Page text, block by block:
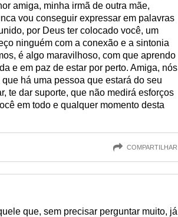
amiga, minha irmã de outra mãe,
vou conseguir expressar em palavras
por Deus ter colocado você, um
ninguém com a conexão e a sintonia
é algo maravilhoso, com que aprendo
e em paz de estar por perto. Amiga, nós
há uma pessoa que estará do seu
te dar suporte, que não medirá esforços
em todo e qualquer momento desta
COMPARTILHAR
que, sem precisar perguntar muito, já